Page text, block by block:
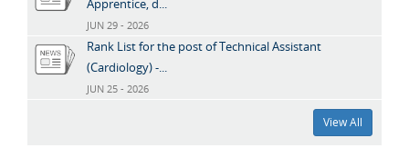
Apprentice, d...
JUN 29 - 2026
Rank List for the post of Technical Assistant
(Cardiology) -...
JUN 25 - 2026
View All